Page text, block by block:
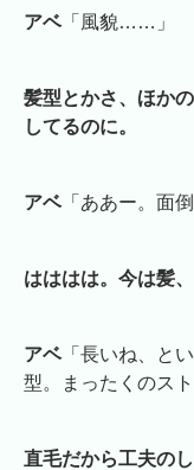
アベ「風貌……」
髪型とかさ、ほか
してるのに。
アベ「ああー。面
はははは。今は髪
アベ「長いね、と
型。まったくのス
直毛だから工夫の